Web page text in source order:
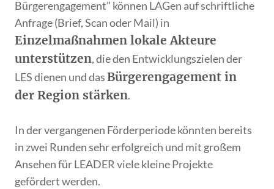
Bürgerengagement" können LAGen auf schriftliche
Anfrage (Brief, Scan oder Mail) in
Einzelmaßnahmen lokale Akteure
unterstützen, die den Entwicklungszielen der
LES dienen und dasBürgerengagement in
der Region stärken.
In der vergangenen Förderperiode könnten bereits
in zwei Runden sehr erfolgreich und mit großem
Ansehen für LEADER viele kleine Projekte
gefördert werden.